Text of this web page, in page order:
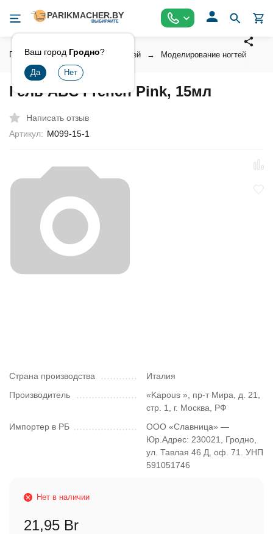
Ваш город Гродно?
Главная Косметика для ногтей Моделирование ногтей
Гель ABC French Pink, 15мл
Написать отзыв
Артикул: М099-15-1
Страна производства
Италия
Производитель
«Kapous », пр-т Мира, д. 21,
стр. 1, г. Москва, РФ
Импортер в РБ
ООО «Славница» —
Юр.Адрес: 230021, Гродно,
ул. Тавлая 46 Д, оф. 71. УНП
591051746
Нет в наличии
21,95 Br